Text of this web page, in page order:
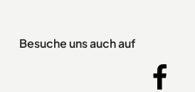
Besuche uns auch auf